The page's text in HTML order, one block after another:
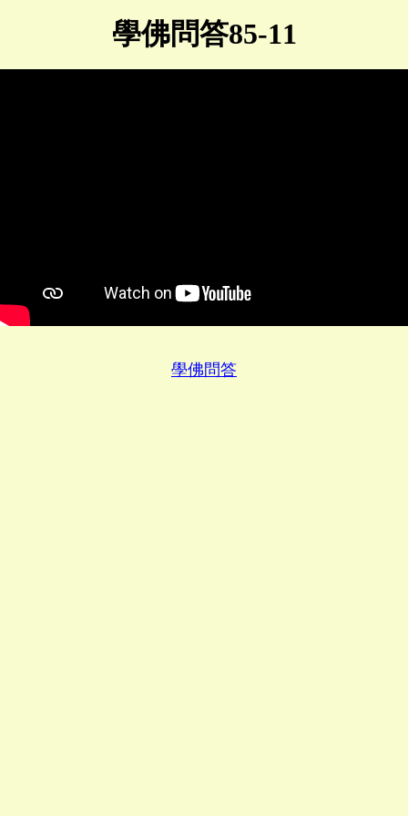
學佛問答85-11
學佛問答